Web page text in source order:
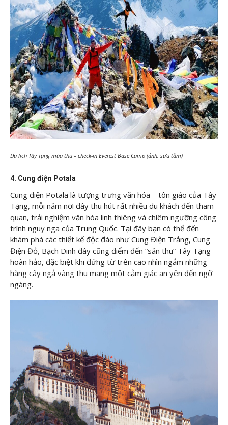
Du lịch Tây Tạng mùa thu – check-in Everest Base Camp (ảnh: sưu tầm)
4. Cung điện Potala
Cung điện Potala là tượng trưng văn hóa – tôn giáo của Tây
Tạng, mỗi năm nơi đây thu hút rất nhiều du khách đến tham
quan, trải nghiệm văn hóa linh thiêng và chiêm ngưỡng công
trình nguy nga của Trung Quốc. Tại đây bạn có thể đến
khám phá các thiết kế độc đáo như Cung Điện Trắng, Cung
Điện Đỏ, Bạch Dinh đây cũng điểm đến “săn thu” Tây Tạng
hoàn hảo, đặc biệt khi đứng từ trên cao nhìn ngắm những
hàng cây ngả vàng thu mang một cảm giác an yên đến ngỡ
ngàng.